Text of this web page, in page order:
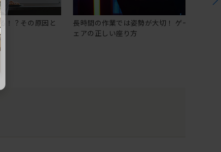
！？その原因と
長時間の作業では姿勢が大切！ ゲーミングチ
ェアの正しい座り方